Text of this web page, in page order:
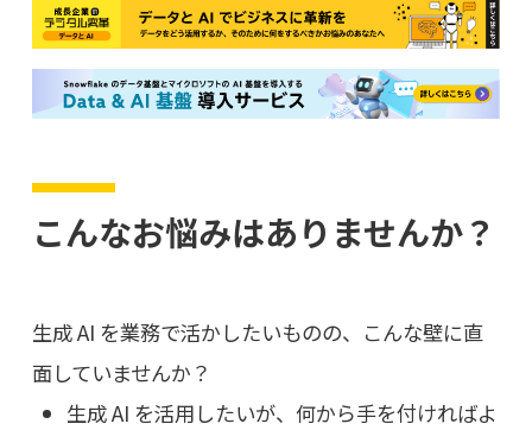
こんなお悩みはありませんか？
生成 AI を業務で活かしたいものの、こんな壁に直
面していませんか？
生成 AI を活用したいが、何から手を付ければよ